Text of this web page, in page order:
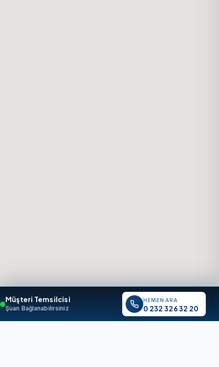
Müşteri Temsilcisi
Şuan Bağlanabilirsiniz
HEMEN ARA
0 232 326 32 20